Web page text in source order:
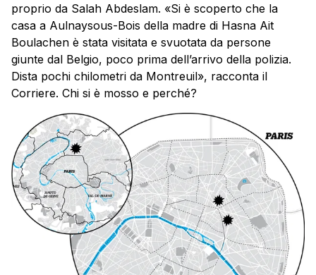
proprio da Salah Abdeslam. «Si è scoperto che la
casa a Aulnaysous-Bois della madre di Hasna Ait
Boulachen è stata visitata e svuotata da persone
giunte dal Belgio, poco prima dell’arrivo della polizia.
Dista pochi chilometri da Montreuil», racconta il
Corriere. Chi si è mosso e perché?